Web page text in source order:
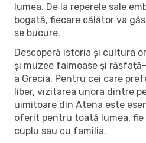
lumea. De la reperele sale
bogată, fiecare călător va
se bucure.
Descoperă istoria și cultura
și muzee faimoase și
a Grecia. Pentru cei care
liber, vizitarea unora dintre
uimitoare din Atena este
oferit pentru toată lumea,
cuplu sau cu familia.